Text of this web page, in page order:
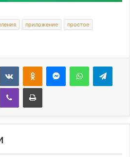
приложение
простое